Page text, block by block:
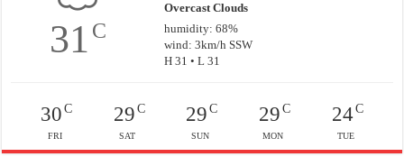
31 C
Overcast Clouds
humidity: 68%
wind: 3km/h SSW
H 31 • L 31
30C
FRI
29C
SAT
29 C
SUN
29C
MON
24C
TUE